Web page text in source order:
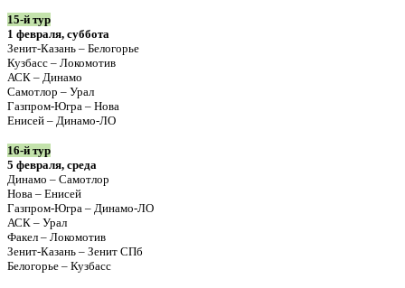
15-й тур
1 февраля, суббота
Зенит-Казань – Белогорье
Кузбасс – Локомотив
АСК – Динамо
Самотлор – Урал
Газпром-Югра – Нова
Енисей – Динамо-ЛО
16-й тур
5 февраля, среда
Динамо – Самотлор
Нова – Енисей
Газпром-Югра – Динамо-ЛО
АСК – Урал
Факел – Локомотив
Зенит-Казань – Зенит СПб
Белогорье – Кузбасс